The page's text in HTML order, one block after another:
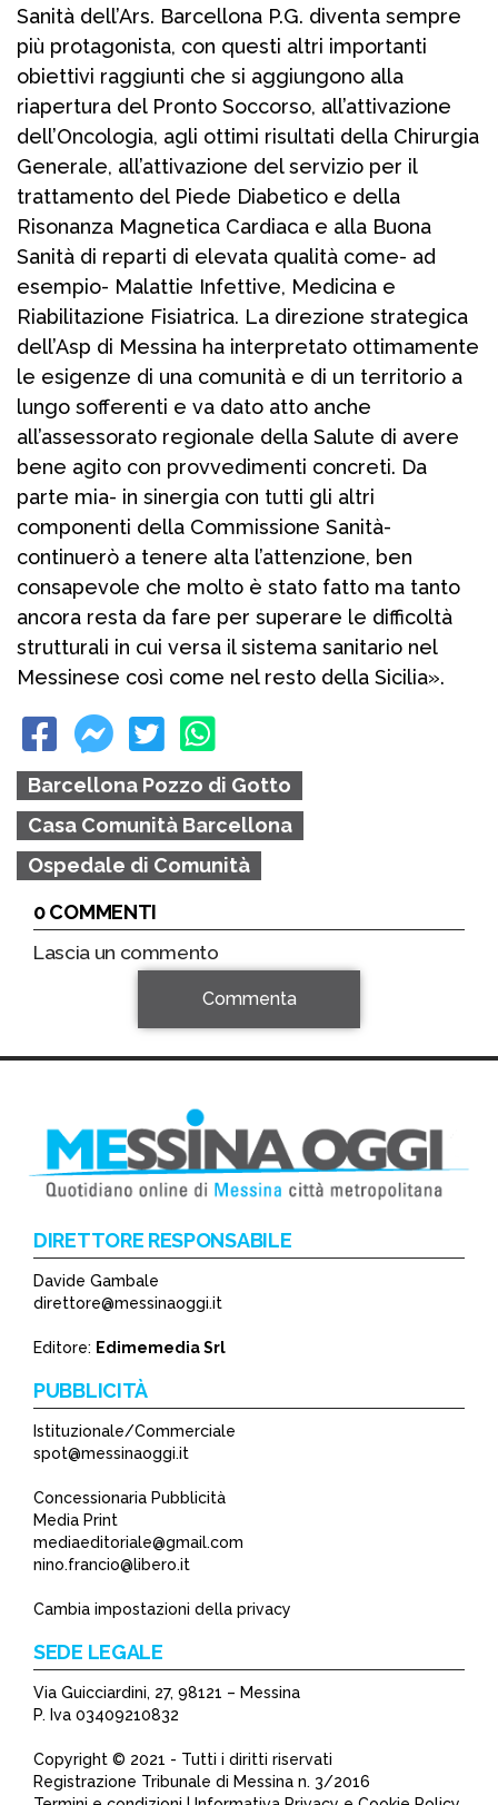
Sanità dell’Ars. Barcellona P.G. diventa sempre
più protagonista, con questi altri importanti
obiettivi raggiunti che si aggiungono alla
riapertura del Pronto Soccorso, all’attivazione
dell’Oncologia, agli ottimi risultati della Chirurgia
Generale, all’attivazione del servizio per il
trattamento del Piede Diabetico e della
Risonanza Magnetica Cardiaca e alla Buona
Sanità di reparti di elevata qualità come- ad
esempio- Malattie Infettive, Medicina e
Riabilitazione Fisiatrica. La direzione strategica
dell’Asp di Messina ha interpretato ottimamente
le esigenze di una comunità e di un territorio a
lungo sofferenti e va dato atto anche
all’assessorato regionale della Salute di avere
bene agito con provvedimenti concreti. Da
parte mia- in sinergia con tutti gli altri
componenti della Commissione Sanità-
continuerò a tenere alta l’attenzione, ben
consapevole che molto è stato fatto ma tanto
ancora resta da fare per superare le difficoltà
strutturali in cui versa il sistema sanitario nel
Messinese così come nel resto della Sicilia».
Barcellona Pozzo di Gotto
Casa Comunità Barcellona
Ospedale di Comunità
0 COMMENTI
Lascia un commento
*
Commenta
DIRETTORE RESPONSABILE
Davide Gambale
direttore@messinaoggi.it
Editore: Edimemedia Srl
PUBBLICITÀ
Istituzionale/Commerciale
spot@messinaoggi.it
Concessionaria Pubblicità
Media Print
mediaeditoriale@gmail.com
nino.francio@libero.it
Cambia impostazioni della privacy
SEDE LEGALE
Via Guicciardini, 27, 98121 – Messina
P. Iva 03409210832
Copyright © 2021 - Tutti i diritti riservati
Registrazione Tribunale di Messina n. 3/2016